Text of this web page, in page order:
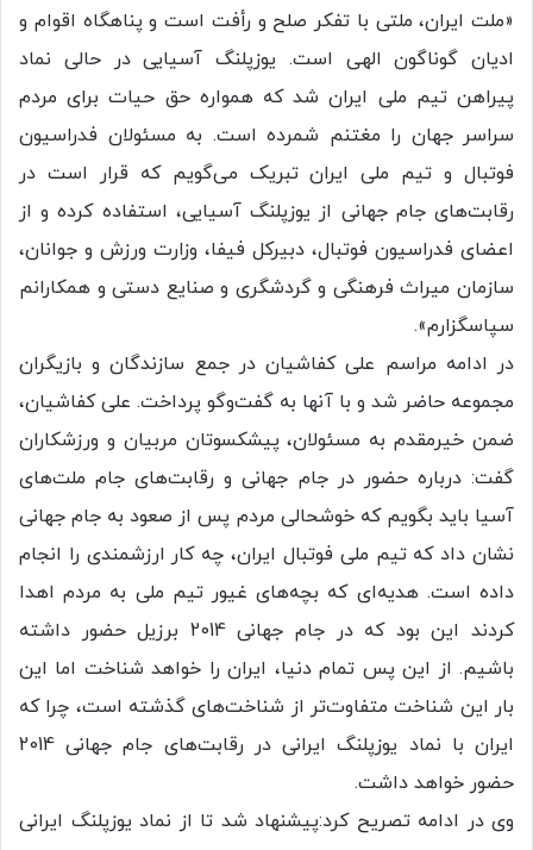
«ملت ایران، ملتی با تفکر صلح و رأفت است و پناهگاه اقوام و
ادیان گوناگون الهی است. یوزپلنگ آسیایی در حالی نماد
پیراهن تیم ملی ایران شد که همواره حق حیات برای مردم
سراسر جهان را مغتنم شمرده است. به مسئولان فدراسیون
فوتبال و تیم ملی ایران تبریک می‌گویم که قرار است در
رقابت‌های جام جهانی از یوزپلنگ آسیایی، استفاده کرده و از
اعضای فدراسیون فوتبال، دبیرکل فیفا، وزارت ورزش و جوانان،
سازمان میراث فرهنگی و گردشگری و صنایع دستی و همکارانم
سپاسگزارم».
در ادامه مراسم علی کفاشیان در جمع سازندگان و بازیگران
مجموعه حاضر شد و با آنها به گفت‌وگو پرداخت. علی کفاشیان،
ضمن خیرمقدم به مسئولان، پیشکسوتان مربیان و ورزشکاران
گفت: درباره حضور در جام جهانی و رقابت‌های جام ملت‌های
آسیا باید بگویم که خوشحالی مردم پس از صعود به جام جهانی
نشان داد که تیم ملی فوتبال ایران، چه کار ارزشمندی را انجام
داده است. هدیه‌ای که بچه‌های غیور تیم ملی به مردم اهدا
کردند این بود که در جام جهانی 2014 برزیل حضور داشته
باشیم. از این پس تمام دنیا، ایران را خواهد شناخت اما این
بار این شناخت متفاوت‌تر از شناخت‌های گذشته است، چرا که
ایران با نماد یوزپلنگ ایرانی در رقابت‌های جام جهانی 2014
حضور خواهد داشت.
وی در ادامه تصریح کرد:‌پیشنهاد شد تا از نماد یوزپلنگ ایرانی